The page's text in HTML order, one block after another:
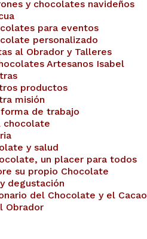
y chocolates navideños
para eventos
personalizado
al Obrador y Talleres
Artesanos Isabel
productos
misión
de trabajo
chocolate
y salud
un placer para todos
su propio Chocolate
degustación
del Chocolate y el Cacao
Obrador